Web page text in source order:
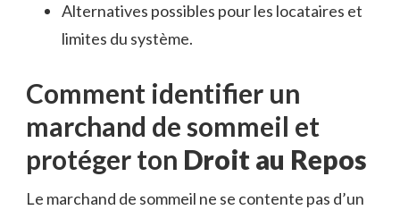
Alternatives possibles pour les locataires et
limites du système.
Comment identifier un
marchand de sommeil et
protéger ton Droit au Repos
Le marchand de sommeil ne se contente pas d’un